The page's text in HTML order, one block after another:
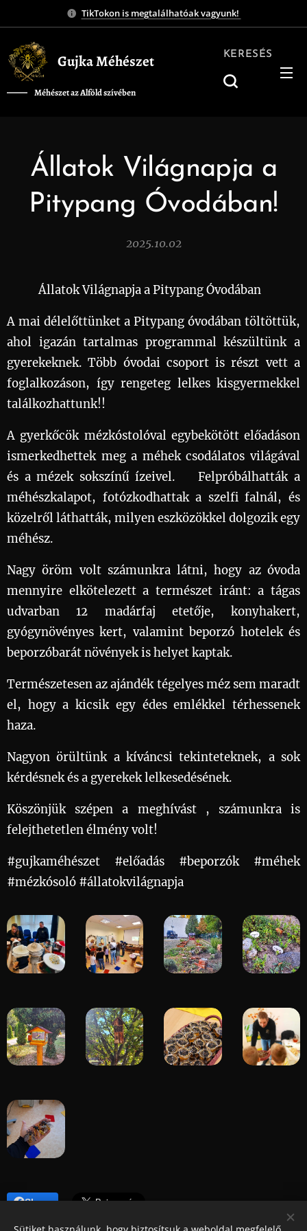
TikTokon is megtalálhatóak vagyunk!
Gujka Méhészet
Méhészet az Alföld szívében
KERESÉS
Állatok Világnapja a
Pitypang Óvodában!
2025.10.02
🌍🐾 Állatok Világnapja a Pitypang Óvodában 🐝💛
A mai délelőttünket a Pitypang óvodában töltöttük,
ahol igazán tartalmas programmal készültünk a
gyerekeknek. Több óvodai csoport is részt vett a
foglalkozáson, így rengeteg lelkes kisgyermekkel
találkozhattunk!!🤗
A gyerkőcök mézkóstolóval egybekötött előadáson
ismerkedhettek meg a méhek csodálatos világával
és a mézek sokszínű ízeivel. 😋Felpróbálhatták a
méhészkalapot, fotózkodhattak a szelfi falnál, és
közelről láthatták, milyen eszközökkel dolgozik egy
méhész.👧🧒
Nagy öröm volt számunkra látni, hogy az óvoda
mennyire elkötelezett a természet iránt: a tágas
udvarban 12 madárfaj etetője, konyhakert,
gyógynövényes kert, valamint beporzó hotelek és
beporzóbarát növények is helyet kaptak. 🌿🐦🌸
Természetesen az ajándék tégelyes méz sem maradt
el, hogy a kicsik egy édes emlékkel térhessenek
haza. 💛
Nagyon örültünk a kíváncsi tekinteteknek, a sok
kérdésnek és a gyerekek lelkesedésének. 💛
Köszönjük szépen a meghívást , számunkra is
felejthetetlen élmény volt! 🌸🐝
#gujkaméhészet #előadás #beporzók #méhek
#mézkósoló #állatokvilágnapja
Share